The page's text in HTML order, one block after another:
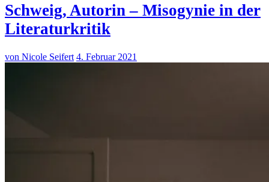
Schweig, Autorin – Misogynie in der
Literaturkritik
von Nicole Seifert 4. Februar 2021